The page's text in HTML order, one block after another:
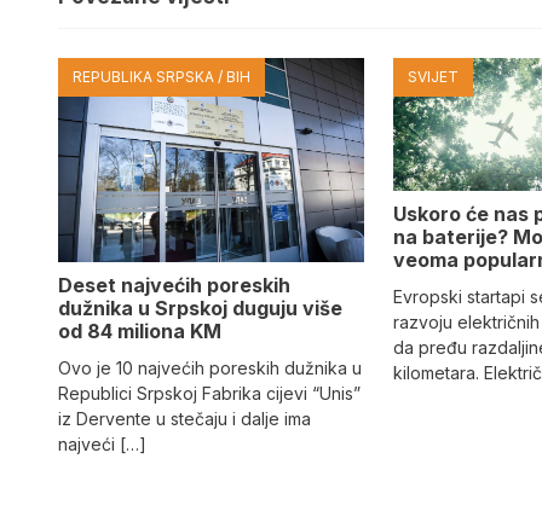
REPUBLIKA SRPSKA / BIH
Deset najvećih poreskih
dužnika u Srpskoj duguju više
od 84 miliona KM
Ovo je 10 najvećih poreskih dužnika u
Republici Srpskoj Fabrika cijevi “Unis”
iz Dervente u stečaju i dalje ima
najveći […]
SVIJET
Uskoro će nas
na baterije?
veoma
Evropski startapi
razvoju
da pređu
kilometara.